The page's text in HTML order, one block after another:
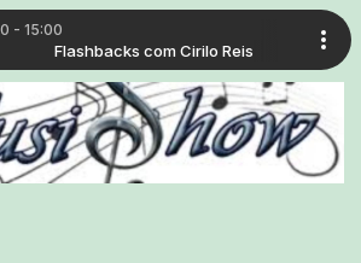
- 15:00
Flashbacks com Cirilo Reis
TUNEL DO TEMPO 020826